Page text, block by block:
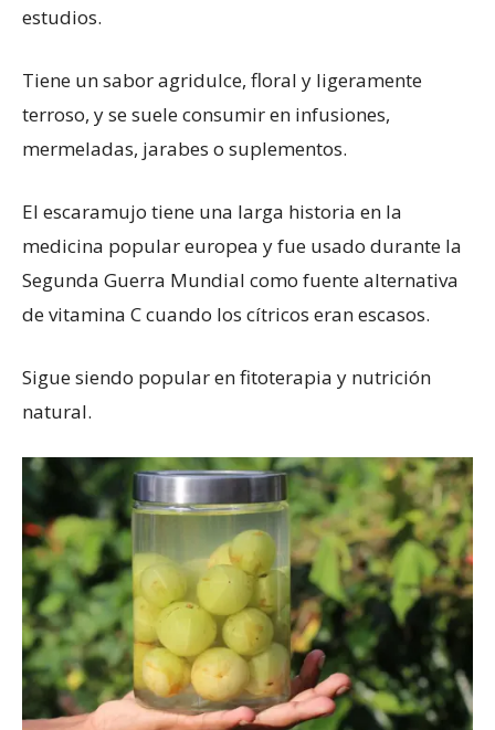
estudios.
Tiene un sabor agridulce, floral y ligeramente
terroso, y se suele consumir en infusiones,
mermeladas, jarabes o suplementos.
El escaramujo tiene una larga historia en la
medicina popular europea y fue usado durante la
Segunda Guerra Mundial como fuente alternativa
de vitamina C cuando los cítricos eran escasos.
Sigue siendo popular en fitoterapia y nutrición
natural.